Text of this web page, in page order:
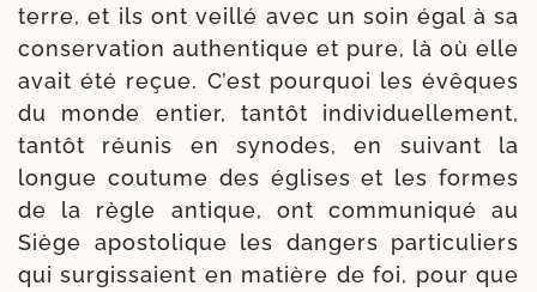
terre, et ils ont veillé avec un soin égal à sa
conser­va­tion authen­tique et pure, là où elle
avait été reçue. C’est pour­quoi les évêques
du monde entier, tan­tôt indi­vi­duel­le­ment,
tan­tôt réunis en synodes, en sui­vant la
longue cou­tume des églises et les formes
de la règle antique, ont com­mu­ni­qué au
Siège apos­to­lique les dan­gers par­ti­cu­liers
qui sur­gis­saient en matière de foi, pour que